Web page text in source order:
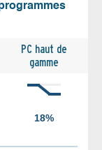
PC haut de
gamme